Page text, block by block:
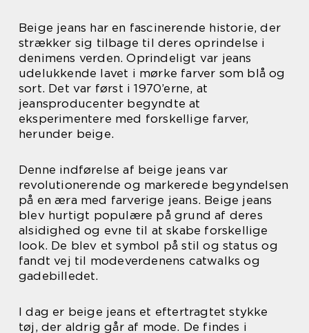
Beige jeans har en fascinerende historie, der
strækker sig tilbage til deres oprindelse i
denimens verden. Oprindeligt var jeans
udelukkende lavet i mørke farver som blå og
sort. Det var først i 1970’erne, at
jeansproducenter begyndte at
eksperimentere med forskellige farver,
herunder beige.
Denne indførelse af beige jeans var
revolutionerende og markerede begyndelsen
på en æra med farverige jeans. Beige jeans
blev hurtigt populære på grund af deres
alsidighed og evne til at skabe forskellige
look. De blev et symbol på stil og status og
fandt vej til modeverdenens catwalks og
gadebilledet.
I dag er beige jeans et eftertragtet stykke
tøj, der aldrig går af mode. De findes i